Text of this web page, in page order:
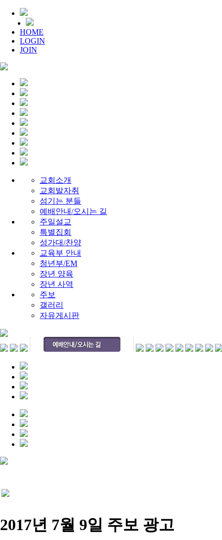
HOME
LOGIN
JOIN
교회소개
교회발자취
섬기는 분들
예배안내/오시는 길
주일설교
특별집회
성가대/찬양
교육부 안내
청년부/EM
장년 양육
장년 사역
주보
갤러리
자유게시판
2017년 7월 9일 주보 광고